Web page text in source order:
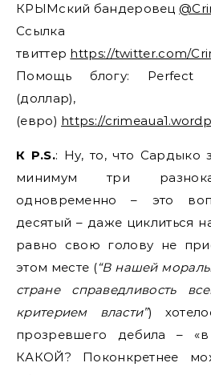
КРЫМский бандеровец
твиттер https://twitter.com/
Помощь блогу: Perfect
(доллар),
(евро) https://
К P.S.: Ну, то, что Сардыко
минимум три
одновременно – это
десятый – даже циклиться
равно свою голову не
этом месте (“В нашей
стране справедливость
критерием власти”)
прозревшего дебила –
КАКОЙ? Поконкретнее